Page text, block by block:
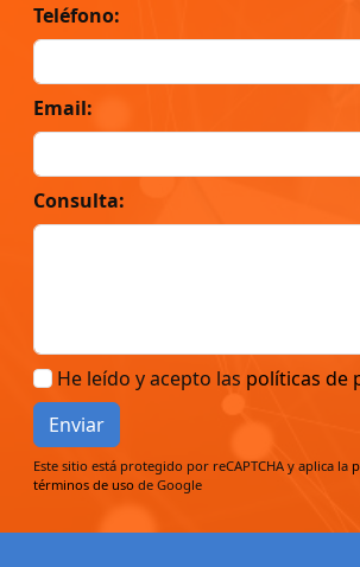
Teléfono:
Email:
Consulta:
He leído y acepto las políticas de
Enviar
Este sitio está protegido por reCAPTCHA y aplica la
términos de uso de Google